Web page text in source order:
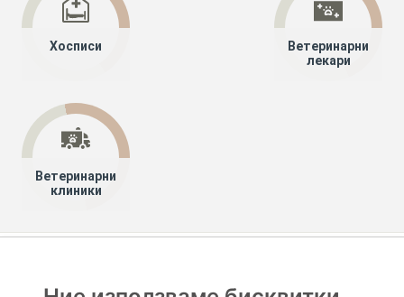
Хосписи
Ветеринарни
лекари
Ветеринарни
клиники